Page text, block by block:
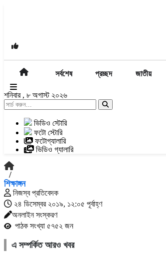
সর্বশেষ প্রচ্ছদ জাতীয়
শনিবার , ৮ অগাস্ট ২০২৬
ভিডিও স্টোরি
ফটো স্টোরি
ফটোগ্যালারি
ভিডিও গ্যালারি
/
শিক্ষাঙ্গন
নিজস্ব প্রতিবেদক
২৪ ডিসেম্বর ২০১৯, ১২:০৫ পূর্বাহ্ণ
অনলাইন সংস্করণ
পাঠক সংখ্যা ৫৭৫২ জন
এ সম্পর্কিত আরও খবর